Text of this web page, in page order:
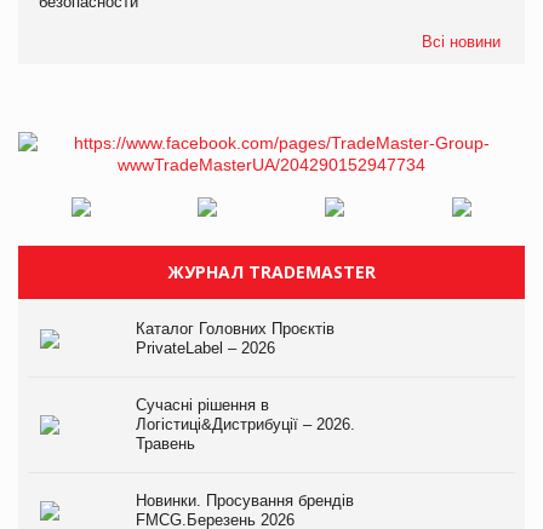
Всі новини
ЖУРНАЛ TRADEMASTER
Каталог Головних Проєктів
PrivateLabel – 2026
Сучасні рішення в
Логістиці&Дистрибуції – 2026.
Травень
Новинки. Просування брендів
FMCG.Березень 2026